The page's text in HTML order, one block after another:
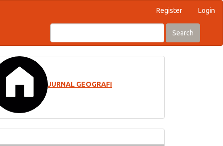
Register Login
Search
JURNAL GEOGRAFI